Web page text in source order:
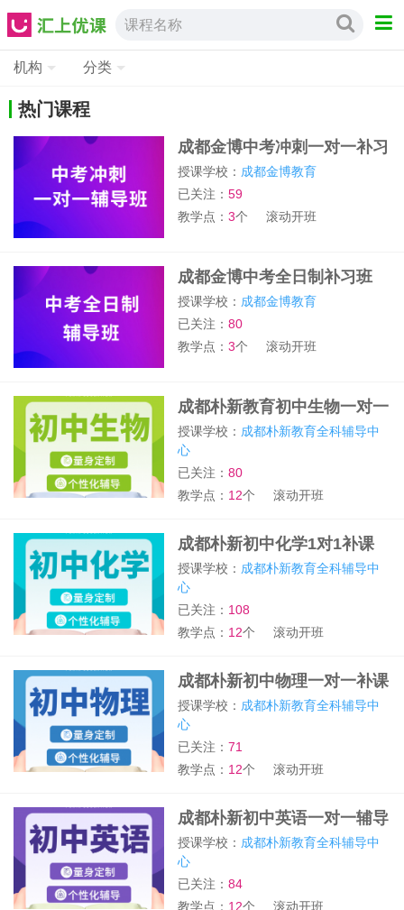
课程名称
机构 分类
热门课程
成都金博中考冲刺一对一补习
班
授课学校： 成都金博教育
已关注：59
教学点：3个 滚动开班
成都金博中考全日制补习班
授课学校： 成都金博教育
已关注：80
教学点：3个 滚动开班
成都朴新教育初中生物一对一
补习班
授课学校： 成都朴新教育全科辅导中
心
已关注：80
教学点： 12个 滚动开班
成都朴新初中化学1对1补课
班
授课学校： 成都朴新教育全科辅导中
心
已关注： 108
教学点： 12个 滚动开班
成都朴新初中物理一对一补课
班
授课学校： 成都朴新教育全科辅导中
心
已关注：71
教学点： 12个 滚动开班
成都朴新初中英语一对一辅导
班
授课学校： 成都朴新教育全科辅导中
心
已关注：84
教学点： 12个 滚动开班